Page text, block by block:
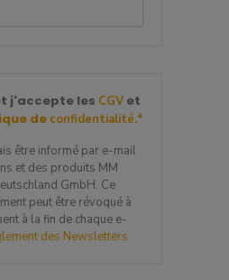
j'accepte les CGVet
de confidentialité.*
être informé par e-mail
et des produits MM
GmbH. Ce
peut être révoqué à
à la fin de chaque e-
des Newsletters